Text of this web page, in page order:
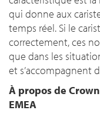
qui donne aux
temps réel. Si le
correctement, ces
que dans les
et s’accompagnent
À propos de
EMEA